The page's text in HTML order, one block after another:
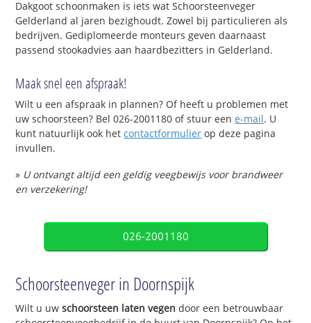
Dakgoot schoonmaken is iets wat Schoorsteenveger
Gelderland al jaren bezighoudt. Zowel bij particulieren als
bedrijven. Gediplomeerde monteurs geven daarnaast
passend stookadvies aan haardbezitters in Gelderland.
Maak snel een afspraak!
Wilt u een afspraak in plannen? Of heeft u problemen met
uw schoorsteen? Bel 026-2001180 of stuur eene-mail. U
kunt natuurlijk ook hetcontactformulier op deze pagina
invullen.
» U ontvangt altijd een geldig veegbewijs voor brandweer
en verzekering!
026-2001180
Schoorsteenveger in Doornspijk
Wilt u uwschoorsteen laten vegen door een betrouwbaar